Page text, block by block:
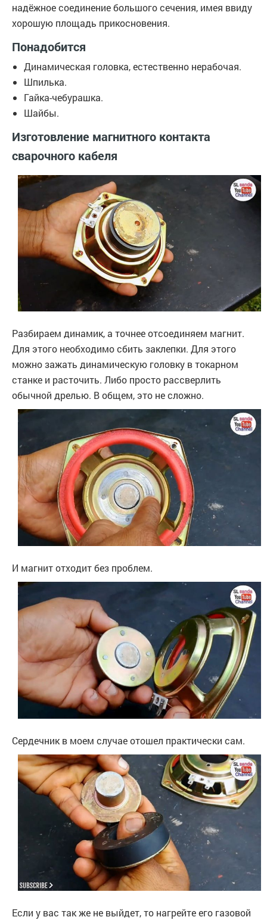
надёжное соединение большого сечения, имея ввиду
хорошую площадь прикосновения.
Понадобится
Динамическая головка, естественно нерабочая.
Шпилька.
Гайка-чебурашка.
Шайбы.
Изготовление магнитного контакта
сварочного кабеля
Разбираем динамик, а точнее отсоединяем магнит.
Для этого необходимо сбить заклепки. Для этого
можно зажать динамическую головку в токарном
станке и расточить. Либо просто рассверлить
обычной дрелью. В общем, это не сложно.
И магнит отходит без проблем.
Сердечник в моем случае отошел практически сам.
Если у вас так же не выйдет, то нагрейте его газовой